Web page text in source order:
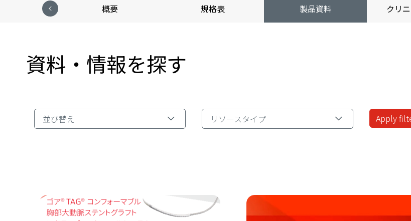
概要 規格表 製品資料 クリ
資料・情報を探す
並び替え リソースタイプ
リソースタイプ